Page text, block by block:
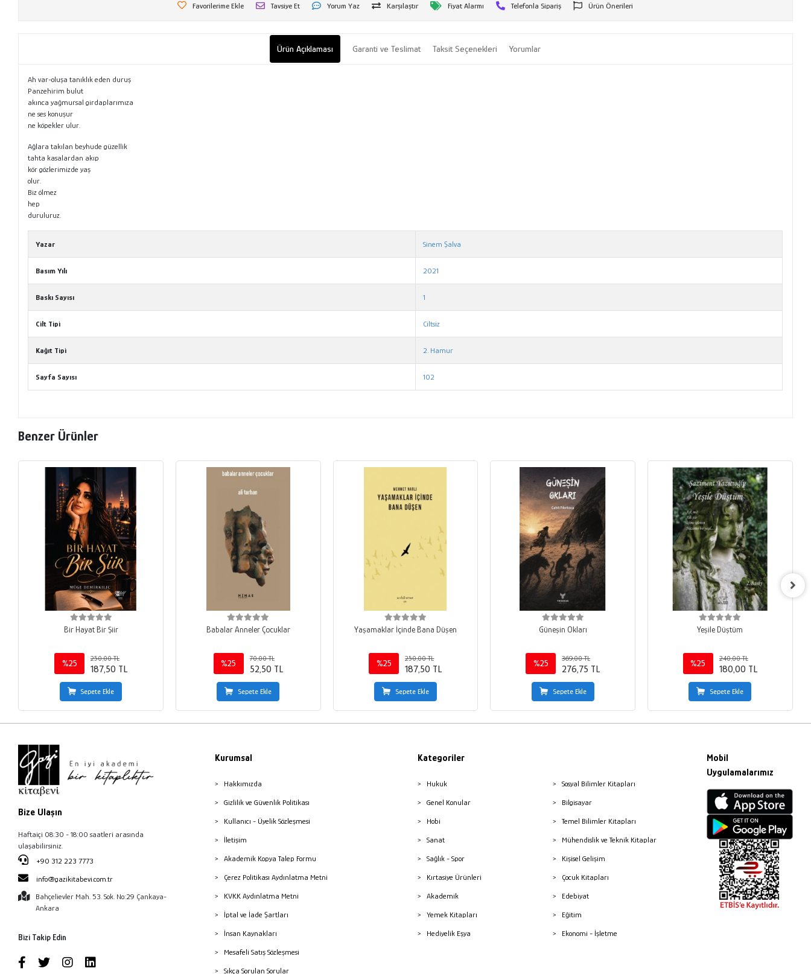
Favorilerime Ekle Tavsiye Et Yorum Yaz Karşılaştır Fiyat Alarmı Telefonla Sipariş Ürün Önerileri
Ürün Açıklaması Garanti ve Teslimat Taksit Seçenekleri Yorumlar
Ah var-oluşa tanıklık eden duruş
Panzehirim bulut
akınca yağmursal girdaplarımıza
ne ses konuşur
ne köpekler ulur.
Ağlara takılan beyhude güzellik
tahta kasalardan akıp
kör gözlerimizde yaş
olur.
Biz ölmez
hep
duruluruz.
Yazar Sinem Şalva
Basım Yılı 2021
Baskı Sayısı 1
Cilt Tipi Ciltsiz
Kağıt Tipi 2. Hamur
Sayfa Sayısı 102
Benzer Ürünler
Bir Hayat Bir Şiir
%25
250,00 TL
187,50 TL
Sepete Ekle
Babalar Anneler Çocuklar
%25
70,00 TL
52,50 TL
Sepete Ekle
Yaşamaklar İçinde Bana Düşen
%25
250,00 TL
187,50 TL
Sepete Ekle
Güneşin Okları
%25
369,00 TL
276,75 TL
Sepete Ekle
Yeşile Düştüm
%25
240,00 TL
180,00 TL
Sepete Ekle
Bize Ulaşın
Haftaiçi 08:30 - 18:00 saatleri arasında
ulaşabilirsiniz.
+90 312 223 7773
info@gazikitabevi.com.tr
Bahçelievler Mah. 53. Sok. No:29 Çankaya-
Ankara
Bizi Takip Edin
Kurumsal
Hakkımızda
Gizlilik ve Güvenlik Politikası
Kullanıcı - Üyelik Sözleşmesi
İletişim
Akademik Kopya Talep Formu
Çerez Politikası Aydınlatma Metni
KVKK Aydınlatma Metni
İptal ve İade Şartları
İnsan Kaynakları
Mesafeli Satış Sözleşmesi
Sıkça Sorulan Sorular
Kategoriler
Hukuk
Genel Konular
Hobi
Sanat
Sağlık - Spor
Kırtasiye Ürünleri
Akademik
Yemek Kitapları
Hediyelik Eşya
Sosyal Bilimler Kitapları
Bilgisayar
Temel Bilimler Kitapları
Mühendislik ve Teknik Kitaplar
Kişisel Gelişim
Çocuk Kitapları
Edebiyat
Eğitim
Ekonomi - İşletme
Mobil
Uygulamalarımız